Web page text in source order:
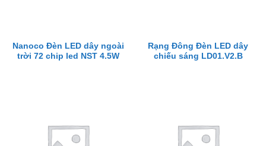
Nanoco Đèn LED dây ngoài
trời 72 chip led NST 4.5W
Rạng Đông Đèn LED dây
chiếu sáng LD01.V2.B